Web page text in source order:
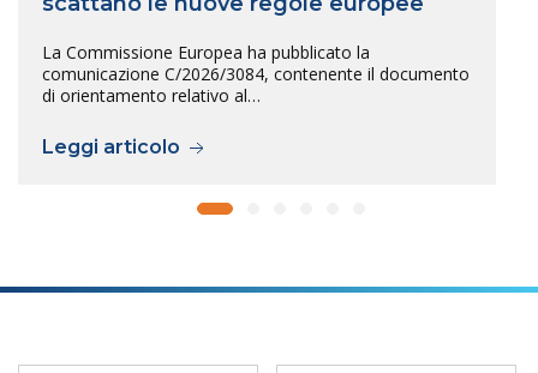
La Commissione Europea ha pubblicato la
comunicazione C/2026/3084, contenente il documento
di orientamento relativo al…
Leggi articolo